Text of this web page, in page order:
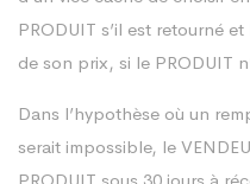
PRODUIT s’il est retourné
de son prix, si le PRODUIT
Dans l’hypothèse où un
serait impossible, le